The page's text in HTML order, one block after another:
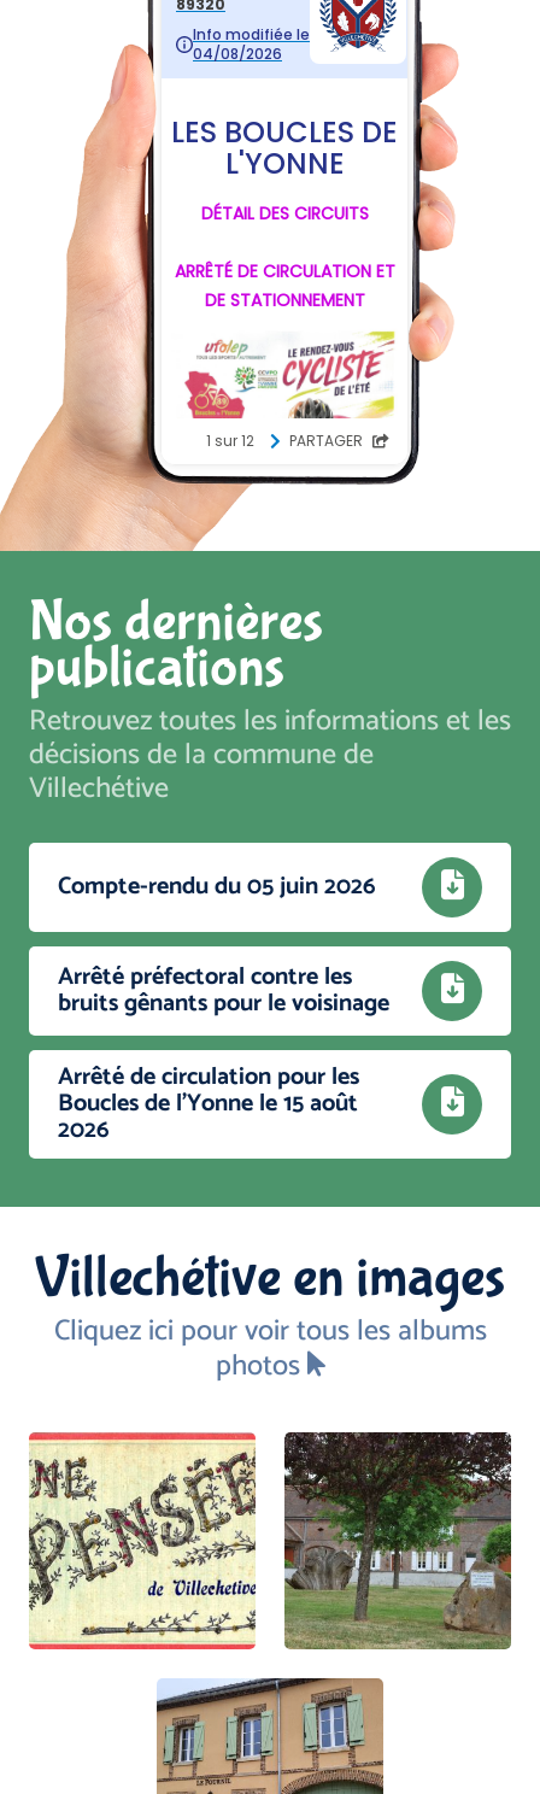
Nos dernières
publications
Retrouvez toutes les informations et les
décisions de la commune de
Villechétive
Compte-rendu du 05 juin 2026
Arrêté préfectoral contre les
bruits gênants pour le voisinage
Arrêté de circulation pour les
Boucles de l'Yonne le 15 août
2026
Villechétive en images
Cliquez ici pour voir tous les albums
photos